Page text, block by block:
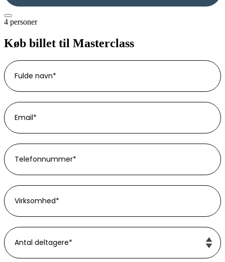
4 personer
Køb billet til Masterclass